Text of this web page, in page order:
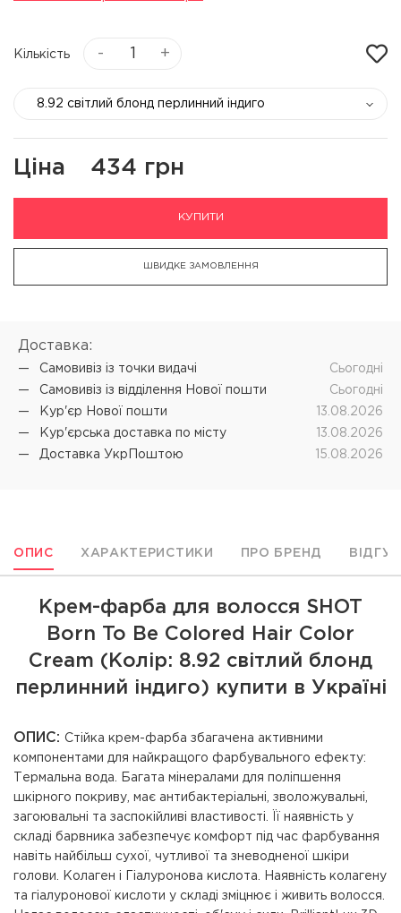
Кількість - +
8.92 світлий блонд перлинний індиго
Ціна 434 грн
КУПИТИ
ШВИДКЕ ЗАМОВЛЕННЯ
Доставка:
Самовивіз iз точки видачі
Cьогодні
Самовивіз iз відділення Нової пошти
Cьогодні
Кур'єр Нової пошти
13.08.2026
Кур'єрська доставка по місту
13.08.2026
Доставка УкрПоштою
15.08.2026
ОПИС ХАРАКТЕРИСТИКИ ПРО БРЕНД
Крем-фарба для волосся SHOT
Born To Be Colored Hair Color
Cream (Колір: 8.92 світлий блонд
перлинний індиго) купити в Україні
ОПИС: Стійка крем-фарба збагачена активними
компонентами для найкращого фарбувального ефекту:
Термальна вода. Багата мінералами для поліпшення
шкірного покриву, має антибактеріальні, зволожувальні,
загоювальні та заспокійливі властивості. Її наявність у
складі барвника забезпечує комфорт під час фарбування
навіть найбільш сухої, чутливої ​​та зневодненої шкіри
голови. Колаген і Гіалуронова кислота. Наявність колагену
та гіалуронової кислоти у складі зміцнює і живить волосся.